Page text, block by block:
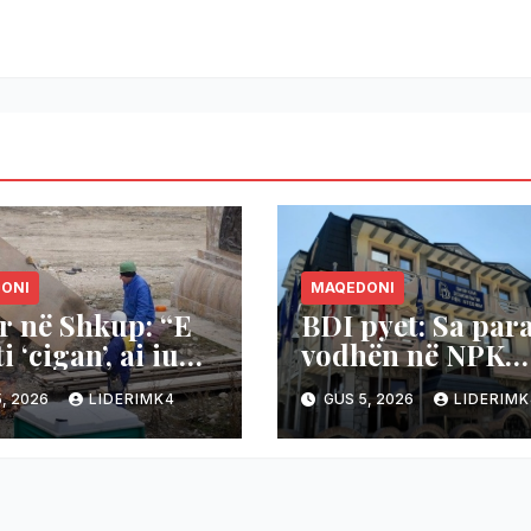
në Shkup: “E
‘cigan’, ai iu
‘shiptar’
2026 LIDERIMK4
MAQEDONI
BDI pyet: Sa
vodhën në NPK
Saraj?
GUS 5, 2026